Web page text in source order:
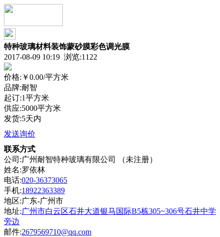
特种玻璃材料装饰蒙砂膜彩色调光膜
2017-08-09 10:19 浏览:1122
价格: ￥0.00/平方米
品牌:耐智
起订:1平方米
供应:5000平方米
发货:5天内
发送询价
联系方式
公司:广州耐智特种玻璃有限公司 （未注册）
姓名:罗依林
电话:020-36373065
手机:18922363389
地区:广东-广州市
地址:广州市白云区石井大道银马国际B5栋305~306号石井中学
旁边
邮件:2679569710@qq.com